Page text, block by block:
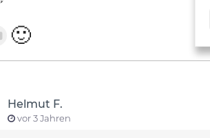
🙂
Helmut F.
vor 3 Jahren